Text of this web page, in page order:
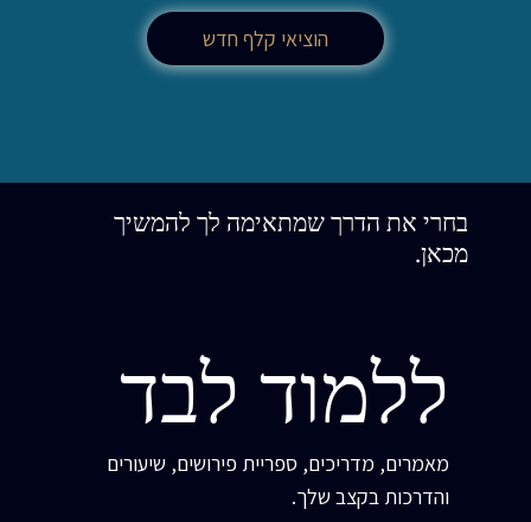
הוציאי קלף חדש
בחרי את הדרך שמתאימה לך להמשיך
מכאן.
ללמוד לבד
מאמרים, מדריכים, ספריית פירושים, שיעורים
והדרכות בקצב שלך.